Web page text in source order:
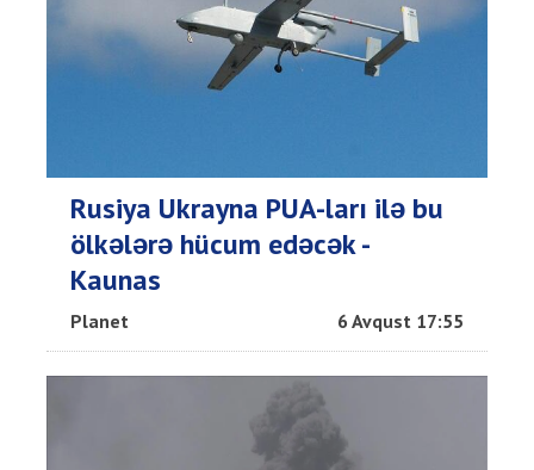
Rusiya Ukrayna PUA-ları ilə bu
ölkələrə hücum edəcək -
Kaunas
Planet 6 Avqust 17:55